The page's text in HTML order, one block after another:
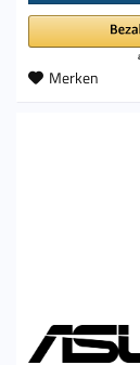
Merken